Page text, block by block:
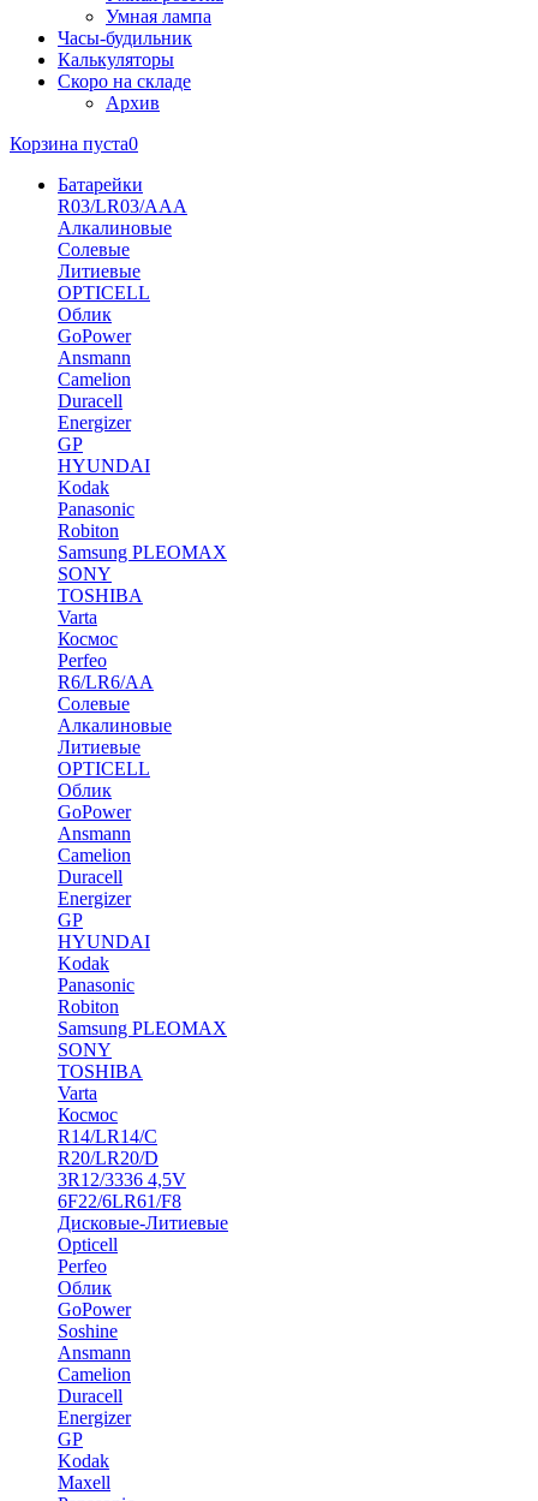
Умная лампа
Часы-будильник
Калькуляторы
Скоро на складе
Архив
Корзина пуста0
Батарейки
R03/LR03/AAA
Алкалиновые
Солевые
Литиевые
OPTICELL
Облик
GoPower
Ansmann
Camelion
Duracell
Energizer
GP
HYUNDAI
Kodak
Panasonic
Robiton
Samsung PLEOMAX
SONY
TOSHIBA
Varta
Космос
Perfeo
R6/LR6/AA
Солевые
Алкалиновые
Литиевые
OPTICELL
Облик
GoPower
Ansmann
Camelion
Duracell
Energizer
GP
HYUNDAI
Kodak
Panasonic
Robiton
Samsung PLEOMAX
SONY
TOSHIBA
Varta
Космос
R14/LR14/C
R20/LR20/D
3R12/3336 4,5V
6F22/6LR61/F8
Дисковые-Литиевые
Opticell
Perfeo
Облик
GoPower
Soshine
Ansmann
Camelion
Duracell
Energizer
GP
Kodak
Maxell